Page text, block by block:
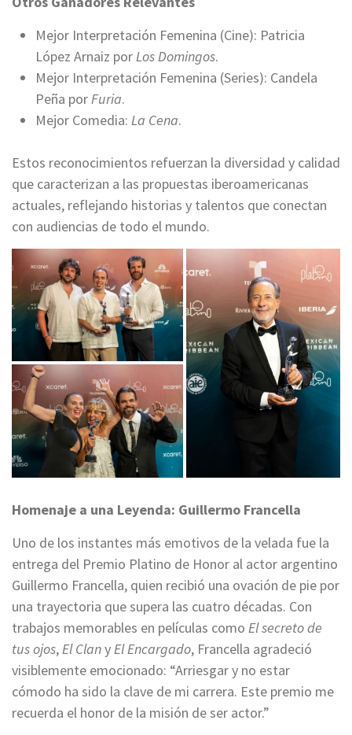
Mejor Interpretación Femenina (Cine): Patricia
López Arnaiz porLos Domingos.
Mejor Interpretación Femenina (Series): Candela
Peña porFuria.
Mejor Comedia: La Cena.
Estos reconocimientos refuerzan la diversidad y calidad
que caracterizan a las propuestas iberoamericanas
actuales, reflejando historias y talentos que conectan
con audiencias de todo el mundo.
Homenaje a una Leyenda: Guillermo Francella
Uno de los instantes más emotivos de la velada fue la
entrega del Premio Platino de Honor al actor argentino
Guillermo Francella, quien recibió una ovación de pie por
una trayectoria que supera las cuatro décadas. Con
trabajos memorables en películas como El secreto de
tus ojos,El ClanyEl Encargado, Francella agradeció
visiblemente emocionado: “Arriesgar y no estar
cómodo ha sido la clave de mi carrera. Este premio me
recuerda el honor de la misión de ser actor.”